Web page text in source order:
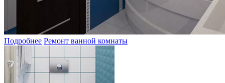
Подробнее Ремонт ванной комнаты